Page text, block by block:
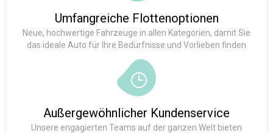
Umfangreiche Flottenoptionen
Neue, hochwertige Fahrzeuge in allen Kategorien, damit Sie
das ideale Auto für Ihre Bedürfnisse und Vorlieben finden
Außergewöhnlicher Kundenservice
Unsere engagierten Teams auf der ganzen Welt bieten